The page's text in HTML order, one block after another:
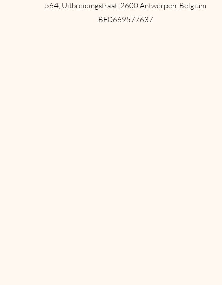
564, Uitbreidingstraat, 2600 Antwerpen, Belgium
BE0669577637